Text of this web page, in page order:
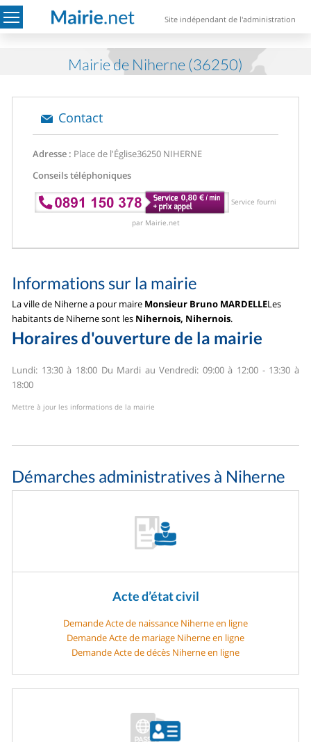
Site indépendant de l'administration
Mairie de Niherne (36250)
Contact
Adresse : Place de l'Église36250 NIHERNE
Conseils téléphoniques
Service fourni
par Mairie.net
Informations sur la mairie
La ville de Niherne a pour maire Monsieur Bruno MARDELLELes
habitants de Niherne sont les Nihernois, Nihernois.
Horaires d'ouverture de la mairie
Lundi: 13:30 à 18:00Du Mardi au Vendredi: 09:00 à 12:00 - 13:30 à
18:00
Mettre à jour les informations de la mairie
Démarches administratives à Niherne
Acte d’état civil
Demande Acte de naissance Niherne en ligne
Demande Acte de mariage Niherne en ligne
Demande Acte de décès Niherne en ligne